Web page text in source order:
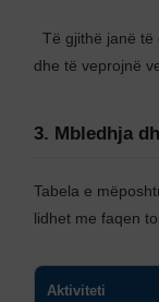
Të gjithë janë të
dhe të veprojnë
3. Mbledhja
Tabela e
lidhet me faqen
Aktiviteti